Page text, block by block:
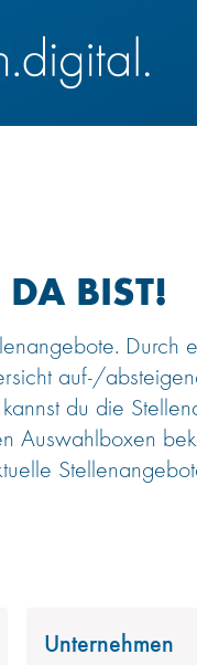
BIST!
Durch
auf-/
du die
Auswahlboxen
Unternehmen